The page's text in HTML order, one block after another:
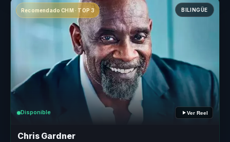
Recomendado CHM · TOP 3 BILINGÜE
Disponible Ver Reel
Chris Gardner